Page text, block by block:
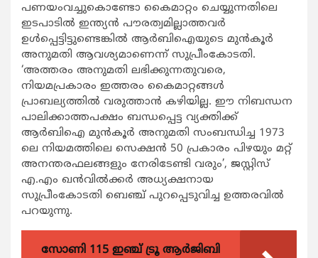
പണയംവച്ചുകൊണ്ടോ കൈമാറ്റം ചെയ്യുന്നതിലെ
ഇടപാടില്‍ ഇന്ത്യന്‍ പൗരത്വമില്ലാത്തവര്‍
ഉള്‍പ്പെട്ടിട്ടുണ്ടെങ്കില്‍ ആര്‍ബിഐയുടെ മുന്‍കൂര്‍
അനുമതി ആവശ്യമാണെന്ന് സുപ്രീംകോടതി.
‘അത്തരം അനുമതി ലഭിക്കുന്നതുവരെ,
നിയമപ്രകാരം ഇത്തരം കൈമാറ്റങ്ങള്‍
പ്രാബല്യത്തില്‍ വരുത്താന്‍ കഴിയില്ല. ഈ നിബന്ധന
പാലിക്കാത്തപക്ഷം ബന്ധപ്പെട്ട വ്യക്തിക്ക്
ആര്‍ബിഐ മുന്‍കൂര്‍ അനുമതി സംബന്ധിച്ച 1973
ലെ നിയമത്തിലെ സെക്ഷന്‍ 50 പ്രകാരം പിഴയും മറ്റ്
അനന്തരഫലങ്ങളും നേരിടേണ്ടി വരും’, ജസ്റ്റിസ്
എ.എം ഖന്‍വില്‍ക്കര്‍ അധ്യക്ഷനായ
സുപ്രീംകോടതി ബെഞ്ച് പുറപ്പെടുവിച്ച ഉത്തരവില്‍
പറയുന്നു.
സോണി 115 ഇഞ്ച് ട്രൂ ആർജിബി